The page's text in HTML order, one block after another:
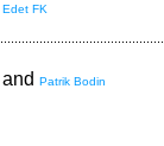
Edet FK
and Patrik Bodin